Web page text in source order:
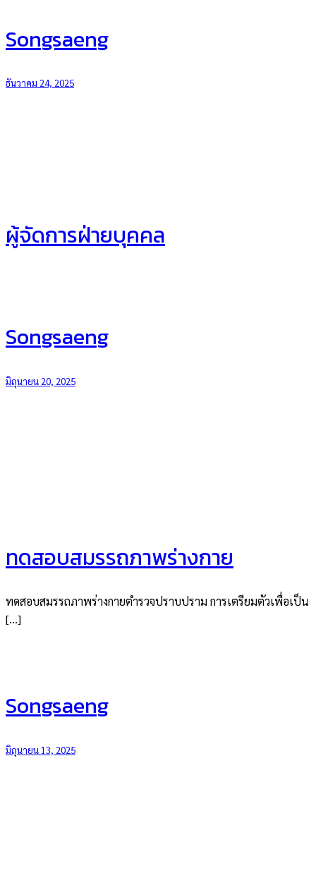
Songsaeng
ธันวาคม 24, 2025
ผู้จัดการฝ่ายบุคคล
Songsaeng
มิถุนายน 20, 2025
ทดสอบสมรรถภาพร่างกาย
ทดสอบสมรรถภาพร่างกายตำรวจปราบปราม การเตรียมตัวเพื่อเป็น
[…]
Songsaeng
มิถุนายน 13, 2025